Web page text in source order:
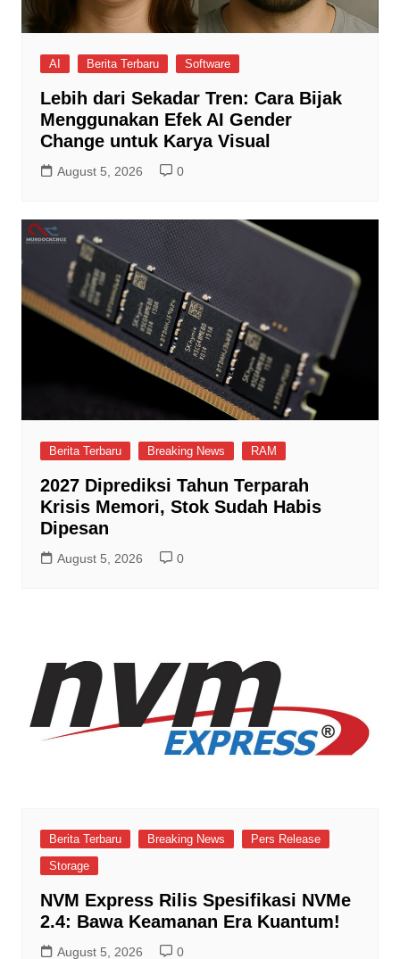
AI Berita Terbaru Software
Lebih dari Sekadar Tren: Cara Bijak
Menggunakan Efek AI Gender
Change untuk Karya Visual
August 5, 2026 0
Berita Terbaru Breaking News RAM
2027 Diprediksi Tahun Terparah
Krisis Memori, Stok Sudah Habis
Dipesan
August 5, 2026 0
Berita Terbaru Breaking News
Pers Release
Storage
NVM Express Rilis Spesifikasi NVMe
2.4: Bawa Keamanan Era Kuantum!
August 5, 2026 0